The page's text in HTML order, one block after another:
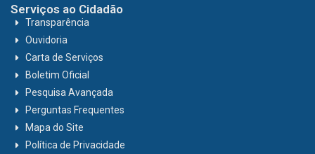
Serviços ao Cidadão
Transparência
Ouvidoria
Carta de Serviços
Boletim Oficial
Pesquisa Avançada
Perguntas Frequentes
Mapa do Site
Política de Privacidade